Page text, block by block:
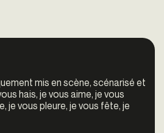
mis en scène, scénarisé et
hais, je vous aime, je vous
je vous pleure, je vous fête, je